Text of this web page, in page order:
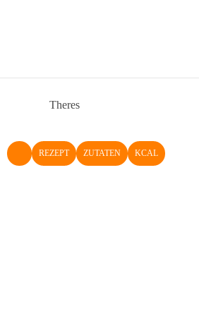
Theres
NACH OBEN
REZEPT ZUTATEN KCAL